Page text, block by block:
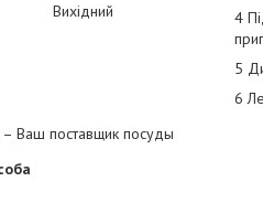
Вихідний
– Ваш поставщик посуды
4
5
6